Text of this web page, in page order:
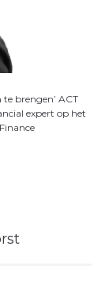
brengen’ ACT
expert op het